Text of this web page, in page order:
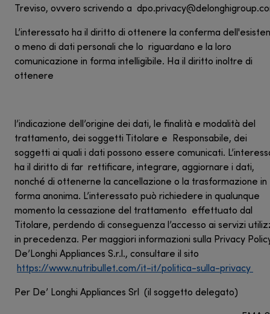
Treviso, ovvero scrivendo a
L’interessato ha il diritto di ottenere la conferma
o meno di dati personali che lo riguardano e la loro
comunicazione in forma intelligibile. Ha il diritto inoltre di
ottenere
l’indicazione dell’origine dei dati, le finalità e modalità del
trattamento, dei soggetti Titolare e Responsabile, dei
soggetti ai quali i dati possono essere comunicati.
ha il diritto di far rettificare, integrare, aggiornare i dati,
nonché di ottenerne la cancellazione o la trasformazione in
forma anonima. L’interessato può richiedere in qualunque
momento la cessazione del trattamento effettuato dal
Titolare, perdendo di conseguenza l’accesso ai servizi
in precedenza. Per maggiori informazioni sulla Privacy
De’Longhi Appliances S.r.l., consultare il sito
https://www.nutribullet.com/it-it/politica-sulla-privacy
Per De’ Longhi Appliances Srl (il soggetto delegato)